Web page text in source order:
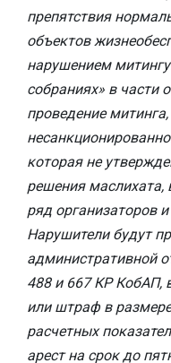
препятствия
объектов
нарушением
собраниях» в части
проведение
которая не
решения
ряд организаторов
Нарушители будут
административной
488 и 667 КР КобАП,
или штраф в
расчетных
арест на срок до